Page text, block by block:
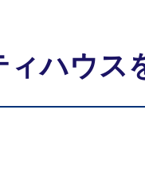
ハウス